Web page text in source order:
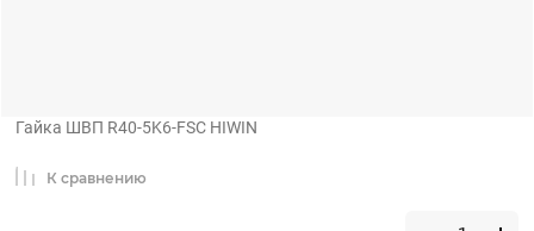
Гайка ШВП R40-5K6-FSC HIWIN
К сравнению